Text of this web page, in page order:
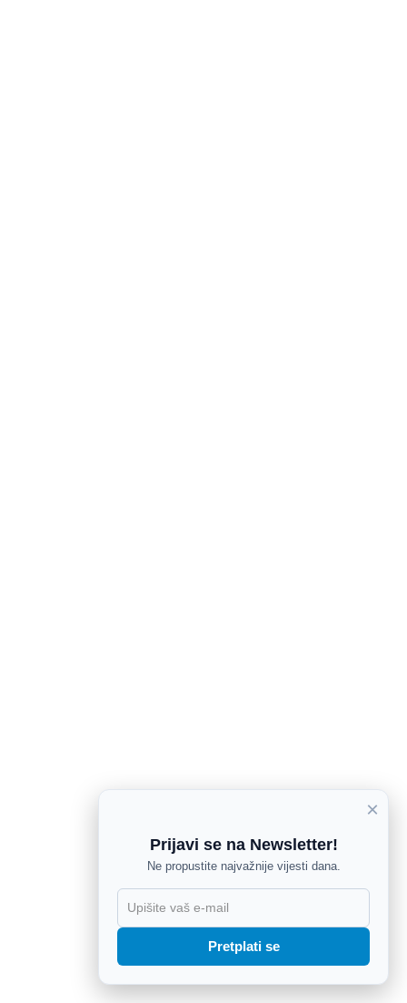
×
Prijavi se na Newsletter!
Ne propustite najvažnije vijesti dana.
Pretplati se